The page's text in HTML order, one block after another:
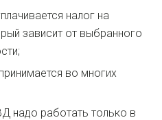
налог на
зависит от выбранного
во многих
надо работать только в